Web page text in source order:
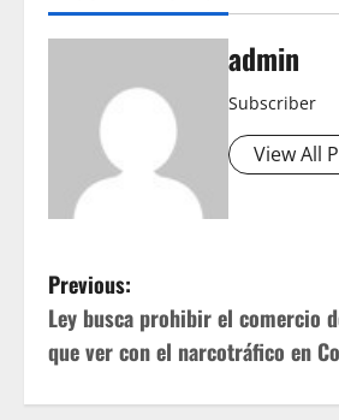
admin
Subscriber
View All
P
o
s
Previous:
Ley busca prohibir el comercio
que ver con el narcotráfico en